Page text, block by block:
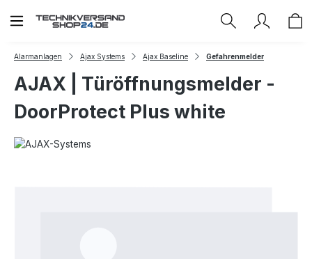
Zum Hauptinhalt springen
Alarmanlagen Ajax Systems Ajax Baseline Gefahrenmelder
AJAX | Türöffnungsmelder -
DoorProtect Plus white